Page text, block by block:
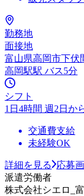
勤務地
面接地
富山県高岡市下伏
高岡駅駅 バス5分
シフト
1日4時間 週2日か
交通費支給
未経験OK
詳細を見る
応募
派遣労働者
株式会社シエロ_